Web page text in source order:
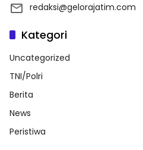
redaksi@gelorajatim.com
Kategori
Uncategorized
TNI/Polri
Berita
News
Peristiwa